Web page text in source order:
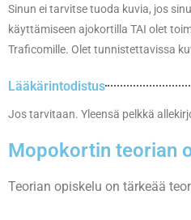
Sinun ei tarvitse tuoda kuvia, jos
käyttämiseen ajokortilla TAI olet
Traficomille. Olet tunnistettavissa
Lääkärintodistus
Jos tarvitaan. Yleensä pelkkä
Mopokortin teorian
Teorian opiskelu on tärkeää